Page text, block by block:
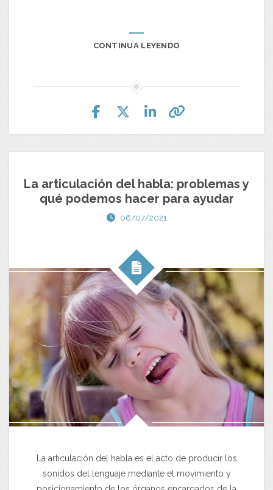
CONTINUA LEYENDO
La articulación del habla: problemas y
qué podemos hacer para ayudar
06/07/2021
La articulación del habla es el acto de producir los
sonidos del lenguaje mediante el movimiento y